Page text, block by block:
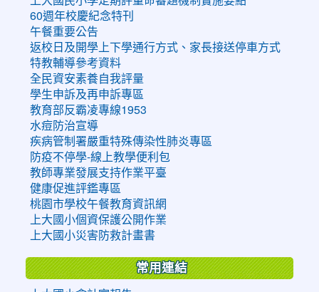
60週年校慶紀念特刊
午餐重要公告
返校日及開學上下學通行方式、家長接送停車方式
特教輔導參考資料
全民資安素養自我評量
學生申訴及再申訴專區
教育部反霸凌專線1953
水痘防治宣導
疾病管制署嚴重特殊傳染性肺炎專區
防疫不停學-線上教學便利包
教師專業發展支持作業平臺
健康促進評鑑專區
桃園市學校午餐教育資訊網
上大國小個資保護公開作業
上大國小災害防救計畫書
常用連結